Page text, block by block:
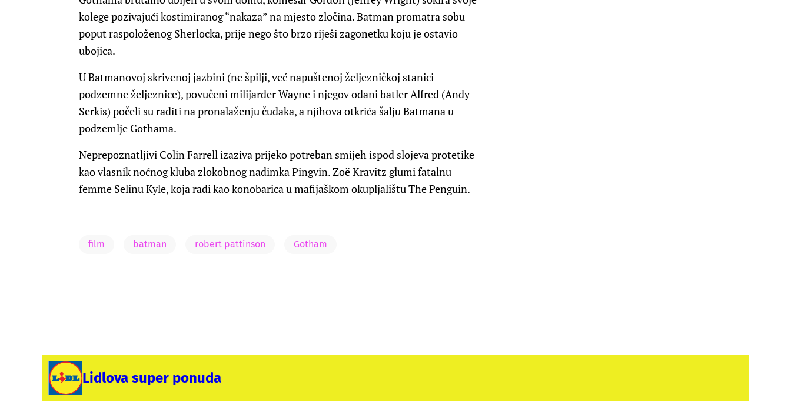
kolege pozivajući kostimiranog “nakaza” na mjesto zločina. Batman promatra sobu
poput raspoloženog Sherlocka, prije nego što brzo riješi zagonetku koju je ostavio
ubojica.
U Batmanovoj skrivenoj jazbini (ne špilji, već napuštenoj željezničkoj stanici
podzemne željeznice), povučeni milijarder Wayne i njegov odani batler Alfred (Andy
Serkis) počeli su raditi na pronalaženju čudaka, a njihova otkrića šalju Batmana u
podzemlje Gothama.
Neprepoznatljivi Colin Farrell izaziva prijeko potreban smijeh ispod slojeva protetike
kao vlasnik noćnog kluba zlokobnog nadimka Pingvin. Zoë Kravitz glumi fatalnu
femme Selinu Kyle, koja radi kao konobarica u mafijaškom okupljalištu The Penguin.
film batman robert pattinson Gotham
Lidlova super ponuda